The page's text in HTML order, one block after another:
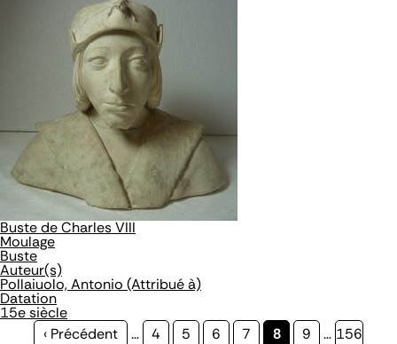
Buste de Charles VIII
Moulage
Buste
Auteur(s)
Pollaiuolo, Antonio (Attribué à)
Datation
15e siècle
Page
‹ Précédent … Page
4 Page
5 Page
6 Page
7
Page
8 Page
9 … Page
156